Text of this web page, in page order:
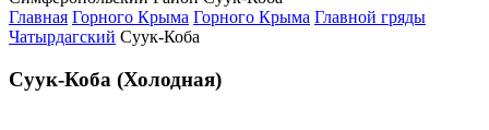
Главная Горного Крыма Горного Крыма Главной гряды
Чатырдагский Суук-Коба
Суук-Коба (Холодная)